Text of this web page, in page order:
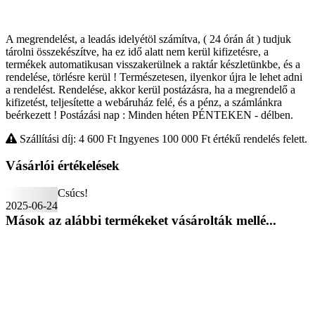
A megrendelést, a leadás idelyétöl számítva, ( 24 órán át ) tudjuk
tárolni összekészítve, ha ez idő alatt nem kerül kifizetésre, a
termékek automatikusan visszakerülnek a raktár készletünkbe, és a
rendelése, törlésre kerül ! Természetesen, ilyenkor újra le lehet adni
a rendelést. Rendelése, akkor kerül postázásra, ha a megrendelő a
kifizetést, teljesítette a webáruház felé, és a pénz, a számlánkra
beérkezett ! Postázási nap : Minden héten PÉNTEKEN - délben.
Szállítási díj: 4 600 Ft Ingyenes 100 000 Ft értékű rendelés felett.
Vásárlói értékelések
2025-06-24
Csúcs!
Mások az alábbi termékeket vásárolták mellé...